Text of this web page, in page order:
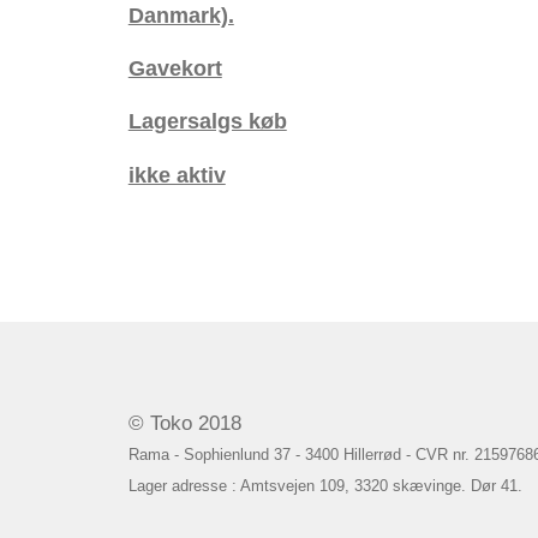
Danmark).
Gavekort
Lagersalgs køb
ikke aktiv
© Toko 2018
Rama - Sophienlund 37 - 3400 Hillerrød - CVR nr.
Lager adresse : Amtsvejen 109, 3320 skævinge. Dør 41.